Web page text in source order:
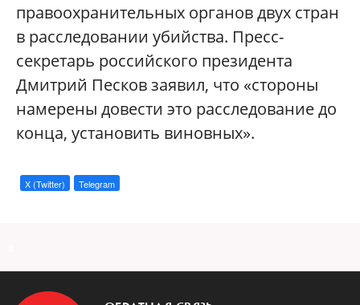
правоохранительных органов двух стран
в расследовании убийства. Пресс-
секретарь российского президента
Дмитрий Песков заявил, что «стороны
намерены довести это расследование до
конца, установить виновных».
X (Twitter) Telegram